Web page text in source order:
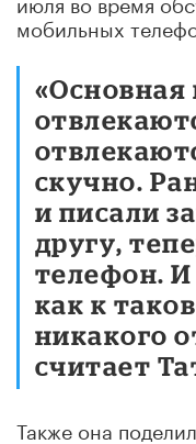
мобильных
«Основная
скучно.
и писали
другу,
телефон. И
как к
никакого
считает
Также она